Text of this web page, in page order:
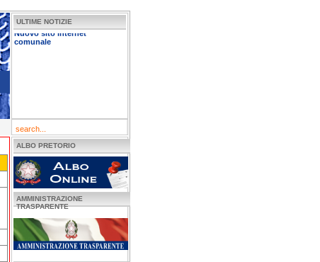
ULTIME NOTIZIE
Nuovo sito internet
comunale
ALBO PRETORIO
AMMINISTRAZIONE
TRASPARENTE